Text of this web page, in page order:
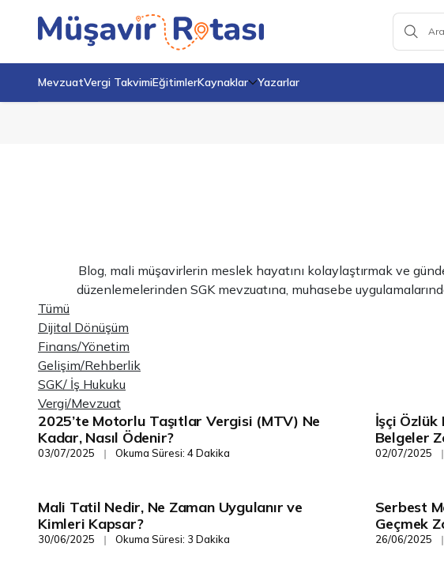
MevzuatVergi TakvimiEğitimlerKaynaklar Yazarlar
Blog, mali müşavirlerin meslek hayatını kolaylaştırmak ve
düzenlemelerinden SGK mevzuatına, muhasebe
Tümü
Dijital Dönüşüm
Finans/Yönetim
Gelişim/Rehberlik
SGK/ İş Hukuku
Vergi/Mevzuat
Vergi/Mevzuat
2025’te Motorlu Taşıtlar Vergisi (MTV) Ne
Kadar, Nasıl Ödenir?
03/07/2025 ❘ Okuma Süresi: 4 Dakika
Vergi/
İşçi Özlük
Belgeler
02/07/2025 ❘
Vergi/Mevzuat
Mali Tatil Nedir, Ne Zaman Uygulanır ve
Kimleri Kapsar?
30/06/2025 ❘ Okuma Süresi: 3 Dakika
Vergi/
Serbest
Geçmek
26/06/2025 ❘